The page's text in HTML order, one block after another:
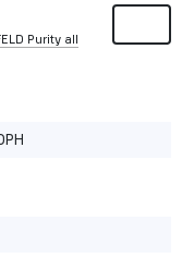
Purity all